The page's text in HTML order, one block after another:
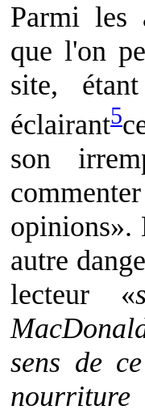
Parmi les
que l'on
site,
éclairant5
son
opinions».
autre
lecteur «
sens de